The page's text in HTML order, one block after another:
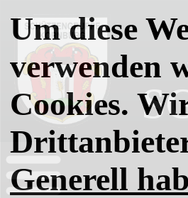
Um diese
verwenden
Cookies.
Generell